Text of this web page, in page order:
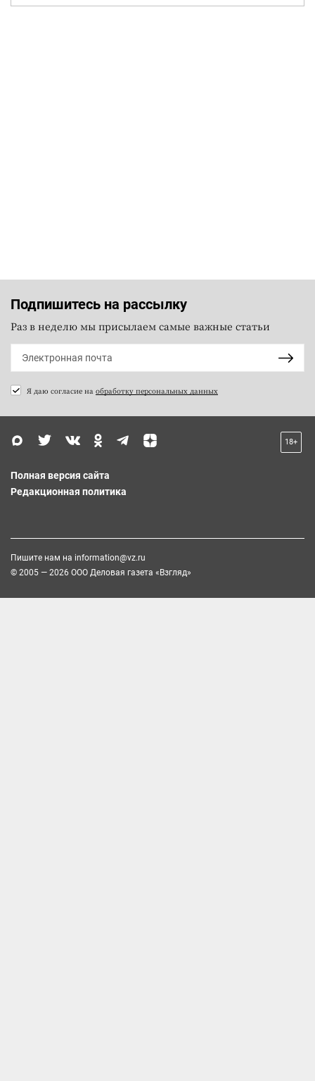
Подпишитесь на рассылку
Раз в неделю мы присылаем самые важные статьи
Я даю согласие на обработку персональных данных
18+
Полная версия сайта
Редакционная политика
Пишите нам на information@vz.ru
© 2005 — 2026 ООО Деловая газета «Взгляд»